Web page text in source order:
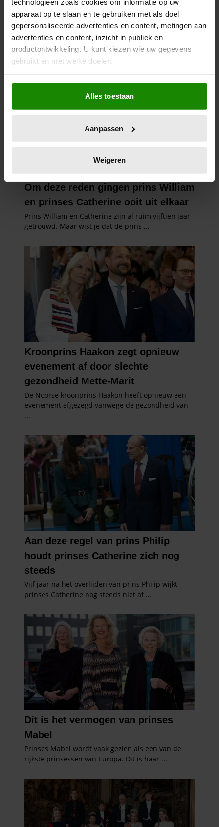
technologieën zoals cookies om informatie op uw
apparaat op te slaan en te gebruiken met als doel
gepersonaliseerde advertenties en content, metingen aan
advertenties en content, inzicht in publiek en
productontwikkeling. U kunt kiezen wie uw gegevens
gebruikt en met welke doelen.
Als u het toestaat, willen we ook graag:
Informatie verzamelen over uw geografische
locatie, die tot een paar meter nauwkeurig kan zijn
scannen op specifieke eigenschappen (fingerprinting)
verwerkt en stel uw voorkeuren in het
intrekken in de Cookieverklaring.
We gebruiken cookies om content en advertenties te
personaliseren, om functies voor social media te bieden
en om ons websiteverkeer te analyseren. Ook delen we
partners voor social media, adverteren en analyse. Deze
partners kunnen deze gegevens combineren met andere
informatie die u aan ze heeft verstrekt of die ze hebben
verzameld op basis van uw gebruik van hun services. U
gaat akkoord met onze cookies als u onze website blijft
gebruiken.
Alles toestaan
Aanpassen
Weigeren